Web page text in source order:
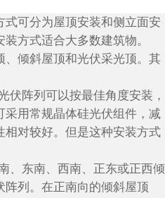
可分为屋顶安装和侧立面安
方式适合大多数建筑物。
、倾斜屋顶和光伏采光顶。其
伏阵列可以按最佳角度安装，
采用常规晶体硅光伏组件，减
相对较好。但是这种安装方式
、东南、西南、正东或正西倾
列。在正南向的倾斜屋顶